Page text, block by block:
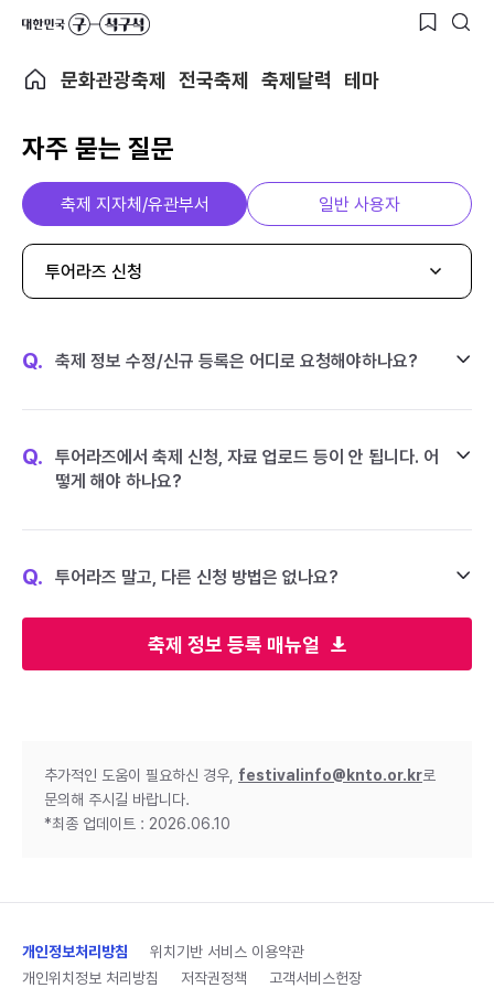
문화관광축제 전국축제 축제달력 테마
자주 묻는 질문
축제 정보 등록 매뉴얼
축제 지자체/유관부서 일반 사용자
투어라즈 신청
Q. 축제 정보 수정/신규 등록은 어디로 요청해야하나요?
Q.
투어라즈에서 축제 신청, 자료 업로드 등이 안 됩니다. 어
떻게 해야 하나요?
Q. 투어라즈 말고, 다른 신청 방법은 없나요?
추가적인 도움이 필요하신 경우, festivalinfo@knto.or.kr로
문의해 주시길 바랍니다.
*최종 업데이트 : 2026.06.10
개인정보처리방침
위치기반 서비스 이용약관
개인위치정보 처리방침
저작권정책 고객서비스헌장